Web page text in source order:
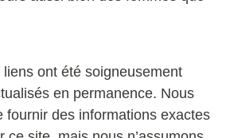
ont été soigneusement
en permanence. Nous
fournir des informations exactes